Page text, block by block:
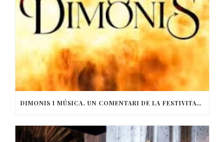
DIMONIS I MÚSICA, UN COMENTARI DE LA FESTIVITAT DE SANT ANTONI